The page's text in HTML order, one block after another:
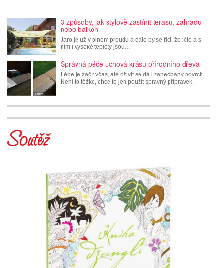
3 způsoby, jak stylově zastínit terasu, zahradu
nebo balkon
Jaro je už v plném proudu a dalo by se říci, že léto a s
ním i vysoké teploty jsou…
Správná péče uchová krásu přírodního dřeva
Lépe je začít včas, ale oživit se dá i zanedbaný povrch.
Není to těžké, chce to jen použít správný přípravek.